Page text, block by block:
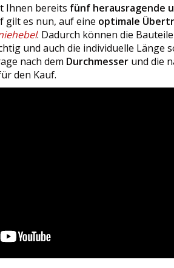
Ihnen bereits fünf herausragende
gilt es nun, auf eine optimale
. Dadurch können die
und auch die individuelle Länge
nach dem Durchmesser und die
den Kauf.